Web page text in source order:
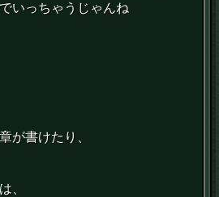
いっちゃうじゃんね
が書けたり、
、